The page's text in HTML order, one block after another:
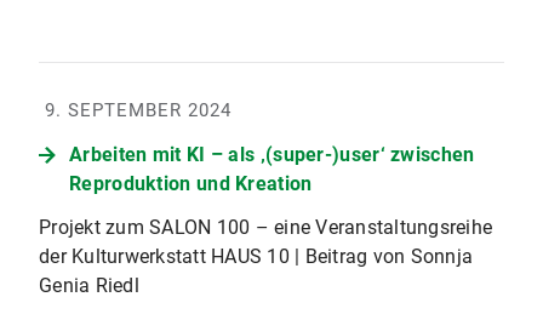
9. SEPTEMBER 2024
Arbeiten mit KI – als ‚(super-)user‘ zwischen
Reproduktion und Kreation
Projekt zum SALON 100 – eine Veranstaltungsreihe
der Kulturwerkstatt HAUS 10 | Beitrag von Sonnja
Genia Riedl